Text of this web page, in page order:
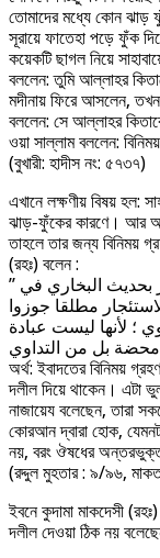
তোমাদের মধ্যে কোন ঝাড়
সূরায়ে ফাতেহা পড়ে ফুঁক
কয়েকটি ছাগল নিয়ে
বললেন: তুমি আল্লাহর
মদীনায় ফিরে আসলেন, তখন
বললেন: সে আল্লাহর
ওয়া সাল্লাম বললেন:
(বুখারী: হাদীস নং: ৫৭৩৭)
এখানে লক্ষণীয় বিষয় হল:
ঝাড়-ফুঁকের কারণে। আর
তাহলে তার জন্য বিনিময়
(রহঃ) বলেন :
” وما استدل به بعض المحشين على الجواز بحديث البخاري في
مطلقا جوزوا
؛ لأنها ليست عبادة
অর্থ: ইবাদতের বিনিময়
দলীল দিয়ে থাকেন। এটা
নাজায়েয বলেছেন, তারা
কোরআন দ্বারা হোক,
নয়, বরং ঔষধের
(রদ্দুল মুহতার : ৯/৯৬,
ইবনে কুদামা মাকদেসী
দলীল দেওয়া ঠিক নয়